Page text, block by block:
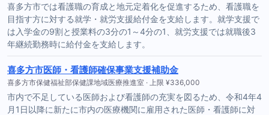
喜多方市では看護職の育成と地元定着化を促進するため、看護職を
目指す方に対する就学・就労支援給付金を支給します。就学支援で
は入学金の9割と授業料の3分の1～4分の1、就労支援では就職後3
年継続勤務時に給付金を支給します。
喜多方市医師・看護師確保事業支援補助金
喜多方市保健福祉部保健課地域医療推進室 · 上限 ¥336,000
市内で不足している医師および看護師の充実を図るため、令和4年4
月1日以降に新たに市内の医療機関に雇用された医師・看護師に対